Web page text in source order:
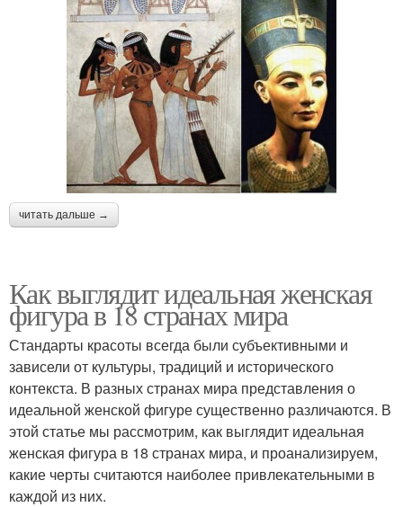
читать дальше →
Как выглядит идеальная женская
фигура в 18 странах мира
Стандарты красоты всегда были субъективными и
зависели от культуры, традиций и исторического
контекста. В разных странах мира представления о
идеальной женской фигуре существенно различаются. В
этой статье мы рассмотрим, как выглядит идеальная
женская фигура в 18 странах мира, и проанализируем,
какие черты считаются наиболее привлекательными в
каждой из них.